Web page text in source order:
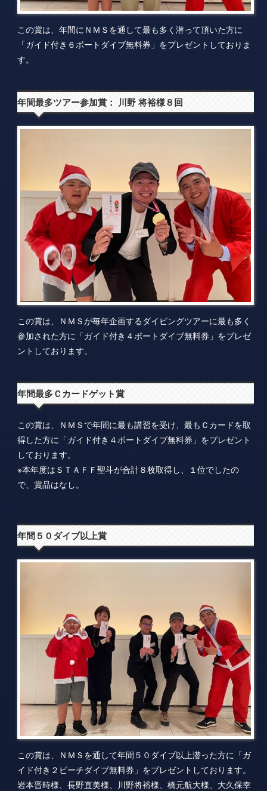
この賞は、年間にＮＭＳを通して最も多く潜って頂いた方に
「ガイド付き６ボートダイブ無料券」をプレゼントしておりま
す。
年間最多ツアー参加賞： 川野 将裕様８回
この賞は、ＮＭＳが毎年企画するダイビングツアーに最も多く
参加された方に「ガイド付き４ボートダイブ無料券」をプレゼ
ントしております。
年間最多Ｃカードゲット賞
この賞は、ＮＭＳで年間に最も講習を受け、最もＣカードを取
得した方に「ガイド付き４ボートダイブ無料券」をプレゼント
しております。
※本年度はＳＴＡＦＦ聖斗が合計８枚取得し、１位でしたの
で、賞品はなし。
年間５０ダイブ以上賞
この賞は、ＮＭＳを通して年間５０ダイブ以上潜った方に「ガ
イド付き２ビーチダイブ無料券」をプレゼントしております。
岩本晋時様、長野直美様、川野将裕様、橋元航大様、大久保幸